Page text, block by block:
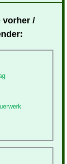
vorher /